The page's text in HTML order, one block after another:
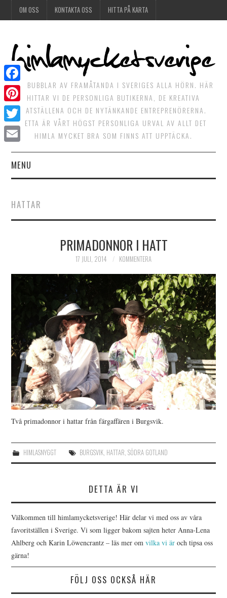
OM OSS KONTAKTA OSS HITTA PÅ KARTA
DET BUBBLAR AV FRAMÅTANDA I SVERIGES ALLA HÖRN. HÄR
HITTAR VI DE PERSONLIGA BUTIKERNA, DE KREATIVA
MATSTÄLLENA OCH DE NYTÄNKANDE ENTREPRENÖRERNA.
DETTA ÄR VÅRT HÖGST PERSONLIGA URVAL AV ALLT DET
HIMLA MYCKET BRA SOM FINNS ATT UPPTÄCKA.
MENU
HIMLAGRÖNT
HIMLAMYSIGT
VI MÖTER
VI SPANAR PÅ
HATTAR
PRIMADONNOR I HATT
17 JULI, 2014 KOMMENTERA
Två primadonnor i hattar från färgaffären i Burgsvik.
HIMLASNYGGT BURGSVIK, HATTAR, SÖDRA GOTLAND
DETTA ÄR VI
Välkommen till himlamycketsverige! Här delar vi med oss av våra
favoritställen i Sverige. Vi som ligger bakom sajten heter Anna-Lena
Ahlberg och Karin Löwencrantz – läs mer omvilka vi är och tipsa oss
gärna!
FÖLJ OSS OCKSÅ HÄR
Facebook
Pinterest
Twitter
Email